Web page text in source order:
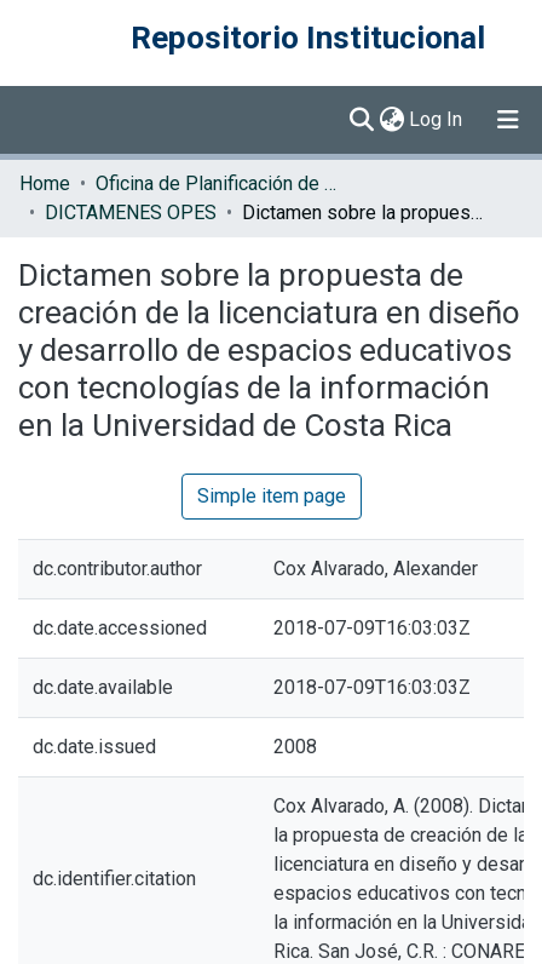
Repositorio Institucional
Log In (current)
Communities & Collections
Browse DSpace
Statistics
Home
Oficina de Planificación de la Educación Superior (OPES)
DICTAMENES OPES
Dictamen sobre la propuesta de creación de la licenciatura en diseño y desarrollo de espacios educativos con tecnologías de la información en la Universidad de Costa Rica
Dictamen sobre la propuesta de
creación de la licenciatura en diseño
y desarrollo de espacios educativos
con tecnologías de la información
en la Universidad de Costa Rica
Simple item page
dc.contributor.author Cox Alvarado, Alexander
dc.date.accessioned 2018-07-09T16:03:03Z
dc.date.available 2018-07-09T16:03:03Z
dc.date.issued 2008
dc.identifier.citation
Cox Alvarado, A. (2008).
la propuesta de creación de la
licenciatura en diseño y
espacios educativos con
la información en la
Rica. San José, C.R. : CONARE.